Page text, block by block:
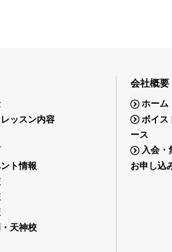
ッスン内容
ト情報
天神校
会社概要
ホーム
ボイス
ース
入会・
お申し込